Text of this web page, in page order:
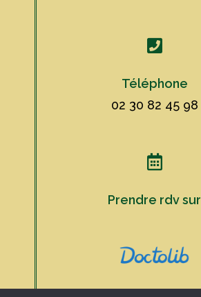

Téléphone
02 30 82 45 98

Prendre rdv sur